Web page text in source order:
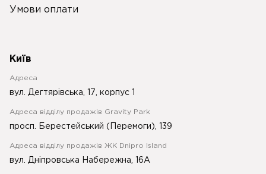
Умови оплати
Київ
Адреса
вул. Дегтярівська, 17, корпус 1
Адреса відділу продажів Gravity Park
просп. Берестейський (Перемоги), 139
Адреса відділу продажів ЖК Dnipro Island
вул. Дніпровська Набережна, 16А